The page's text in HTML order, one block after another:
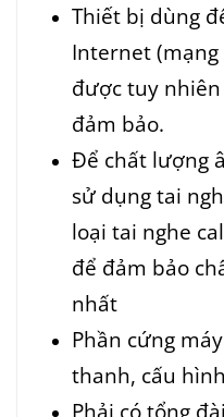
Thiết bị dùng
Internet (mạng
được tuy
đảm bảo.
Để chất lượng
sử dụng tai
loại tai nghe
để đảm bảo
nhất
Phần cứng
thanh, cấu
Phải có tổng